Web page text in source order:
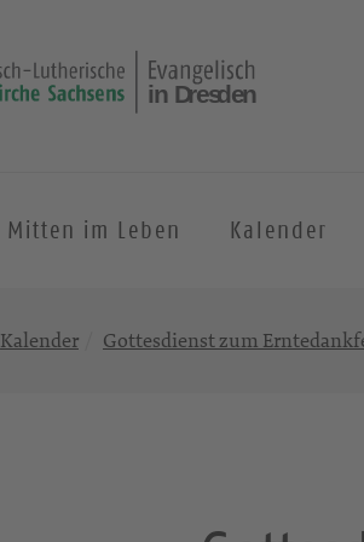
Mitten im Leben Kalender
Kalender Gottesdienst zum